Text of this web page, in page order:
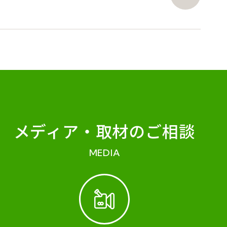
メディア・ 取材のご相談
MEDIA